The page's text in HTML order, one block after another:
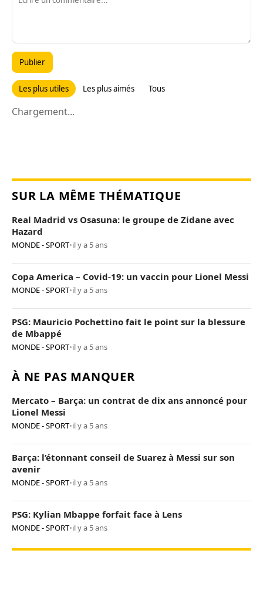
Publier
Les plus utiles Les plus aimés Tous
Chargement...
SUR LA MÊME THÉMATIQUE
Real Madrid vs Osasuna: le groupe de Zidane avec
Hazard
MONDE - SPORT•il y a 5 ans
Copa America – Covid-19: un vaccin pour Lionel Messi
MONDE - SPORT•il y a 5 ans
PSG: Mauricio Pochettino fait le point sur la blessure
de Mbappé
MONDE - SPORT•il y a 5 ans
À NE PAS MANQUER
Mercato – Barça: un contrat de dix ans annoncé pour
Lionel Messi
MONDE - SPORT•il y a 5 ans
Barça: l’étonnant conseil de Suarez à Messi sur son
avenir
MONDE - SPORT•il y a 5 ans
PSG: Kylian Mbappe forfait face à Lens
MONDE - SPORT•il y a 5 ans